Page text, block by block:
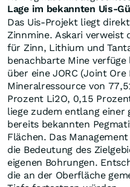
Askari berichtete, bei K9
781,7 Metern Länge
Kanalproben entnommen
stammen aus freigelegtem
Metallgehalte an der
Phase-1-Programm seien
fertiggestellt und 2.098
Untersucht worden seien
Die Abstände zwischen
40 Meter betragen. Das
engere Datengrundlage
der Auswahl von